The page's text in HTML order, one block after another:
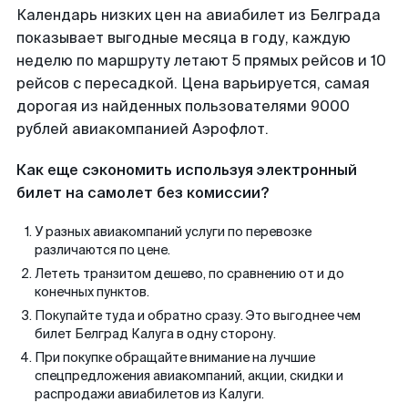
Календарь низких цен на авиабилет из Белграда
показывает выгодные месяца в году, каждую
неделю по маршруту летают 5 прямых рейсов и 10
рейсов с пересадкой. Цена варьируется, самая
дорогая из найденных пользователями 9000
рублей авиакомпанией Аэрофлот.
Как еще сэкономить используя электронный
билет на самолет без комиссии?
У разных авиакомпаний услуги по перевозке
различаются по цене.
Лететь транзитом дешево, по сравнению от и до
конечных пунктов.
Покупайте туда и обратно сразу. Это выгоднее чем
билет Белград Калуга в одну сторону.
При покупке обращайте внимание на лучшие
спецпредложения авиакомпаний, акции, скидки и
распродажи авиабилетов из Калуги.